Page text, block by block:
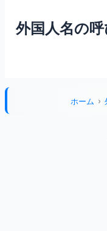
外国人名の
ホーム